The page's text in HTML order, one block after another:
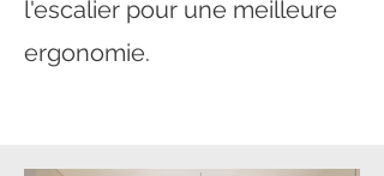
l'escalier pour une meilleure
ergonomie.